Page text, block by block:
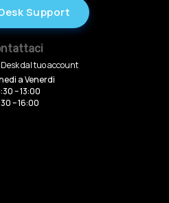
Support
dal tuo account
a Venerdi
– 13:00
– 16:00